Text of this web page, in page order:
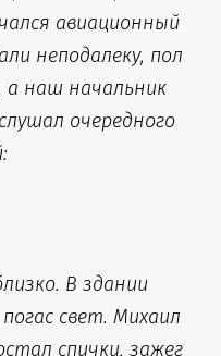
авиационный
неподалеку, пол
а наш начальник
очередного
В здании
свет. Михаил
спички, зажег